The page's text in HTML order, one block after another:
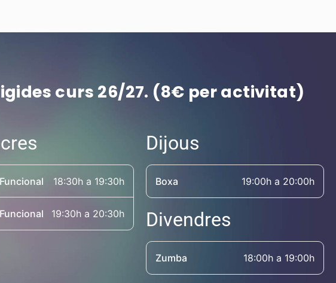
curs 26/27. (8€ per activitat)
18:30h a 19:30h
19:30h a 20:30h
Dijous
Boxa 19:00h a 20:00h
Divendres
Zumba 18:00h a 19:00h